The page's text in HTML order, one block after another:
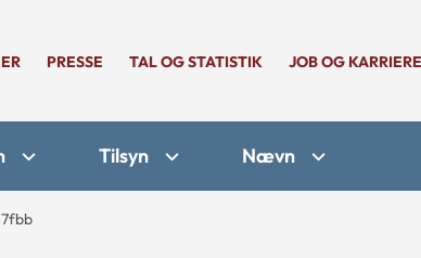
PRESSE TAL OG STATISTIK JOB OG KARRIERE
Tilsyn Nævn